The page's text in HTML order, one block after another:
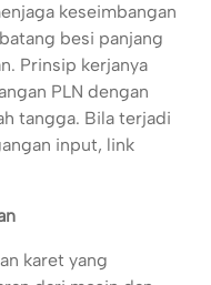
keseimbangan
besi panjang
Prinsip kerjanya
PLN dengan
tangga. Bila terjadi
input, link
karet yang